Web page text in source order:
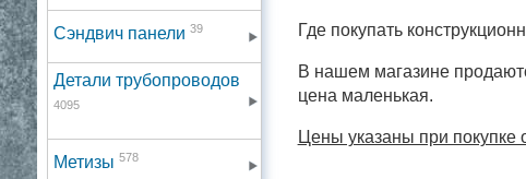
Сэндвич панели 39
Детали трубопроводов
4095
Метизы 578
Где покупать
В нашем магазине
цена маленькая.
Цены указаны при покупке